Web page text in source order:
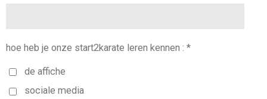
hoe heb je onze start2karate leren kennen : *
de affiche
sociale media